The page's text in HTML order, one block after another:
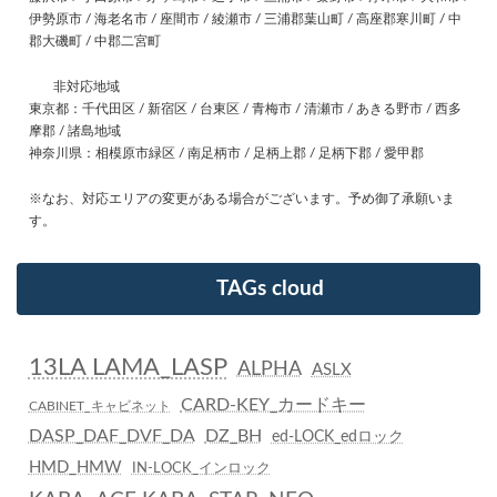
伊勢原市 / 海老名市 / 座間市 / 綾瀬市 / 三浦郡葉山町 / 高座郡寒川町 / 中
郡大磯町 / 中郡二宮町
非対応地域
東京都：千代田区 / 新宿区 / 台東区 / 青梅市 / 清瀬市 / あきる野市 / 西多
摩郡 / 諸島地域
神奈川県：相模原市緑区 / 南足柄市 / 足柄上郡 / 足柄下郡 / 愛甲郡
※なお、対応エリアの変更がある場合がございます。予め御了承願いま
す。
TAGs cloud
13LA LAMA_LASP ALPHA ASLX
CABINET_キャビネット
CARD-KEY_カードキー
DASP_DAF_DVF_DA
DZ_BH ed-LOCK_edロック
HMD_HMW IN-LOCK_インロック